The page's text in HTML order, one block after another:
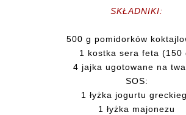
SKŁADNIKI:
500 g pomidorków
1 kostka sera feta (150
4 jajka ugotowane na
SOS:
1 łyżka jogurtu
1 łyżka majonezu